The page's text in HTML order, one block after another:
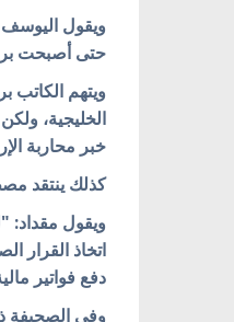
ويقول اليوسف
حتى أصبحت
ويتهم الكاتب
الخليجية،
خبر محاربة
كذلك ينتقد
ويقول مقداد:
اتخاذ القرار
دفع فواتير
وفي الصحيفة